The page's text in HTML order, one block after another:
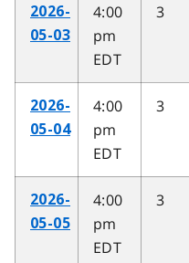
2026-
05-03
4:00
pm
EDT
3
2026-
05-04
4:00
pm
EDT
3
2026-
05-05
4:00
pm
EDT
3